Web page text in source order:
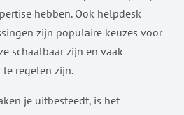
hebben. Ook helpdesk
zijn populaire keuzes voor
schaalbaar zijn en vaak
regelen zijn.
je uitbesteedt, is het